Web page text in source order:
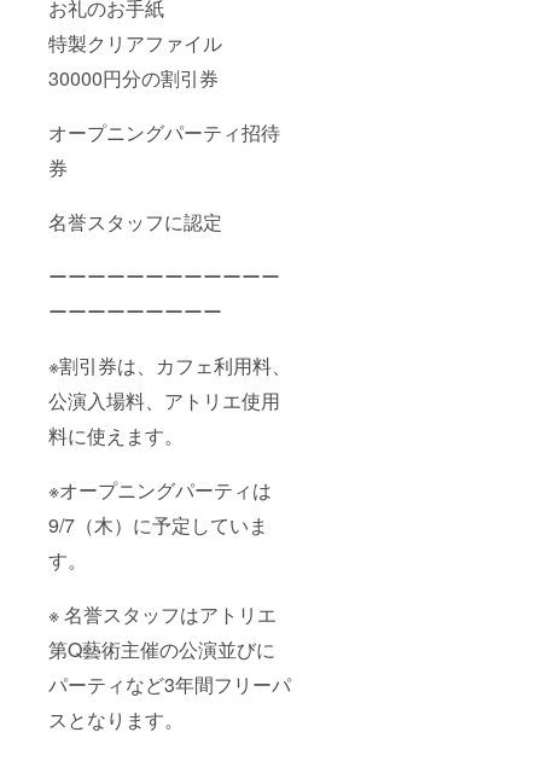
お礼のお手紙
特製クリアファイル
30000円分の割引券
オープニングパーティ招待
券
名誉スタッフに認定
ーーーーーーーーーーーー
ーーーーーーーーー
※割引券は、カフェ利用料、
公演入場料、アトリエ使用
料に使えます。
※オープニングパーティは
9/7（木）に予定していま
す。
※ 名誉スタッフはアトリエ
第Q藝術主催の公演並びに
パーティなど3年間フリーパ
スとなります。